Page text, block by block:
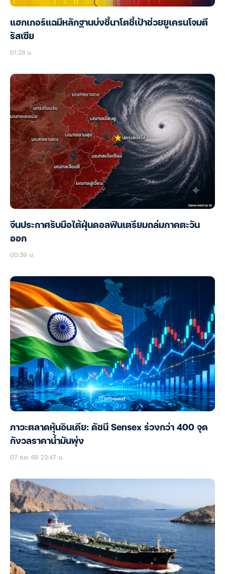
แฮกเกอร์แฉมีหลักฐานบ่งชี้นาโตชี้เป้าช่วยยูเครนโจมตี
รัสเซีย
01:28 น.
จีนประกาศรับมือไต้ฝุ่นดอลฟินเตรียมถล่มภาคตะวัน
ออก
00:39 น.
ภาวะตลาดหุ้นอินเดีย: ดัชนี Sensex ร่วงกว่า 400 จุด
กังวลราคาน้ำมันพุ่ง
07 ส.ค. 69 23:47 น.